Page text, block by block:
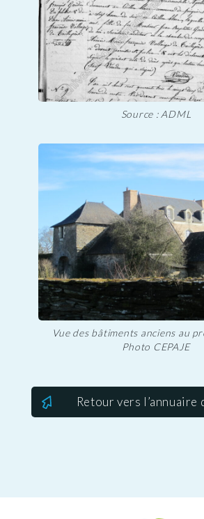
Source : ADML
Vue des bâtiments anciens au
Photo CEPAJE
Retour vers l’annuaire